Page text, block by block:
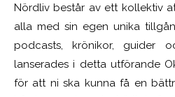
Nördliv består av ett kollektiv
alla med sin egen unika
podcasts, krönikor, guider
lanserades i detta utförande
för att ni ska kunna få en